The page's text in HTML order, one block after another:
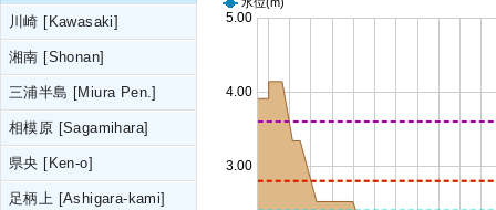
川崎 [Kawasaki]
湘南 [Shonan]
三浦半島 [Miura Pen.]
相模原 [Sagamihara]
県央 [Ken-o]
足柄上 [Ashigara-kami]